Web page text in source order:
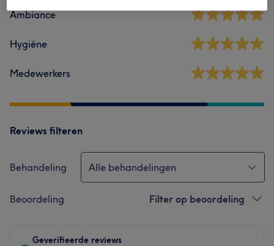
Ambiance
Hygiëne
Medewerkers
Reviews filteren
Behandeling Alle behandelingen
Beoordeling Filter op beoordeling
Geverifieerde reviews